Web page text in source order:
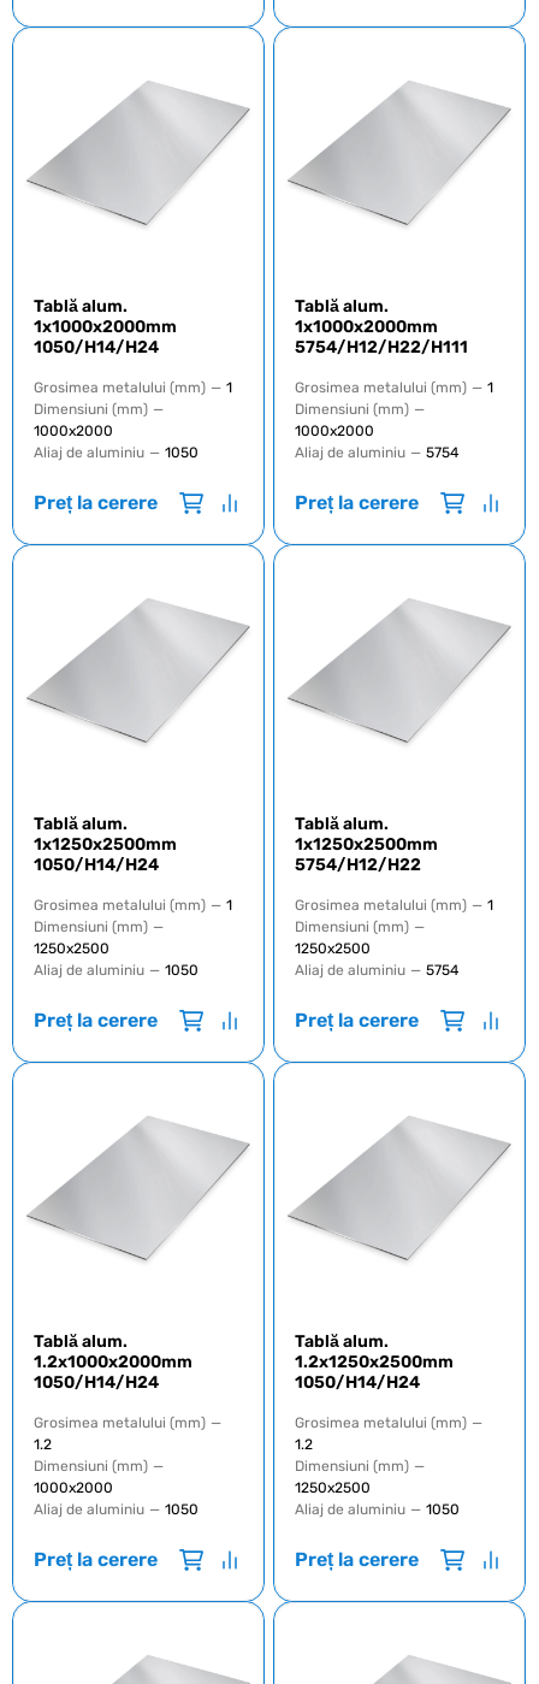
Tablă alum.
1x1000x2000mm
1050/H14/H24
Grosimea metalului (mm) — 1
Dimensiuni (mm) —
1000х2000
Aliaj de aluminiu — 1050
Preț la cerere
Tablă alum.
1x1000x2000mm
5754/H12/H22/H111
Grosimea metalului (mm) — 1
Dimensiuni (mm) —
1000х2000
Aliaj de aluminiu — 5754
Preț la cerere
Tablă alum.
1x1250x2500mm
1050/H14/H24
Grosimea metalului (mm) — 1
Dimensiuni (mm) —
1250х2500
Aliaj de aluminiu — 1050
Preț la cerere
Tablă alum.
1x1250x2500mm
5754/H12/H22
Grosimea metalului (mm) — 1
Dimensiuni (mm) —
1250х2500
Aliaj de aluminiu — 5754
Preț la cerere
Tablă alum.
1.2x1000x2000mm
1050/H14/H24
Grosimea metalului (mm) —
1.2
Dimensiuni (mm) —
1000х2000
Aliaj de aluminiu — 1050
Preț la cerere
Tablă alum.
1.2x1250x2500mm
1050/H14/H24
Grosimea metalului (mm) —
1.2
Dimensiuni (mm) —
1250х2500
Aliaj de aluminiu — 1050
Preț la cerere